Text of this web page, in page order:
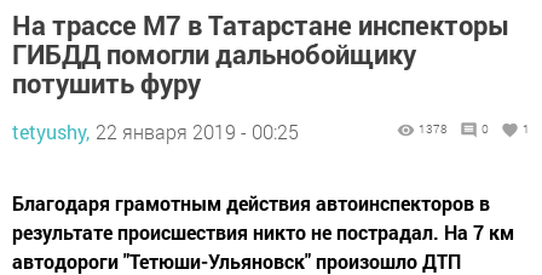
На трассе М7 в Татарстане инспекторы
ГИБДД помогли дальнобойщику
потушить фуру
tetyushy, 22 января 2019 - 00:25 1378 0 1
Благодаря грамотным действия автоинспекторов в
результате происшествия никто не пострадал. На 7 км
автодороги "Тетюши-Ульяновск" произошло ДТП